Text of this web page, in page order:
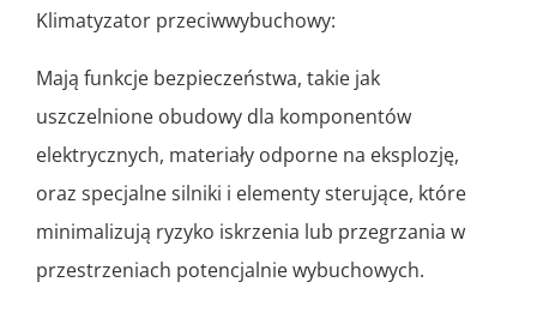
Klimatyzator przeciwwybuchowy:
Mają funkcje bezpieczeństwa, takie jak
uszczelnione obudowy dla komponentów
elektrycznych, materiały odporne na eksplozję,
oraz specjalne silniki i elementy sterujące, które
minimalizują ryzyko iskrzenia lub przegrzania w
przestrzeniach potencjalnie wybuchowych.